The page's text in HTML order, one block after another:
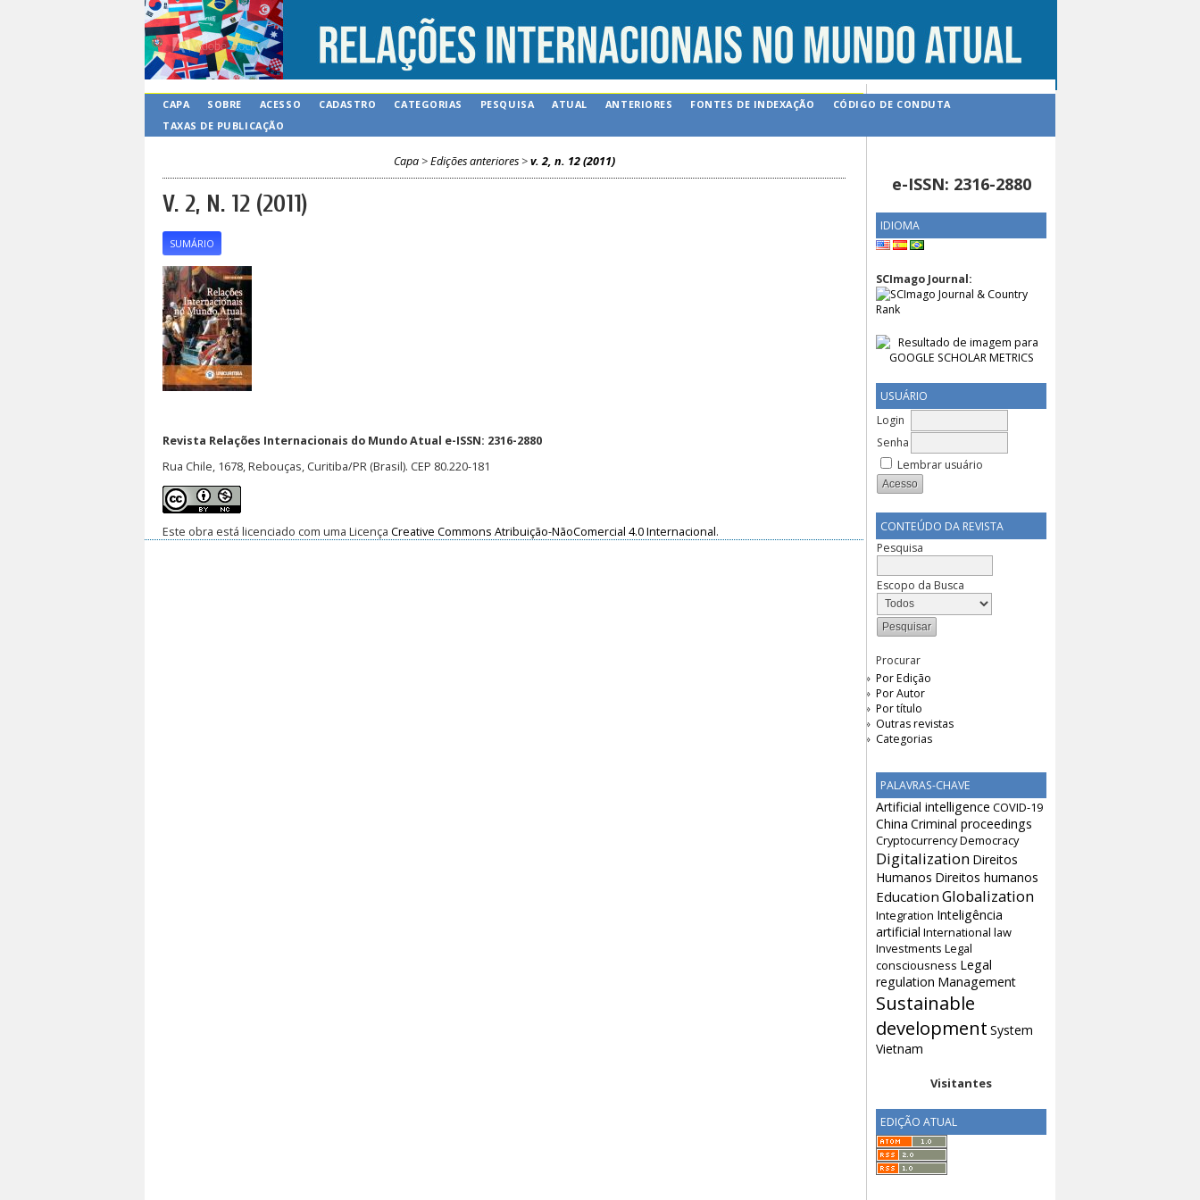
e-ISSN: 2316-2880
IDIOMA
SCImago Journal:
USUÁRIO
Login
Senha
Lembrar usuário
CONTEÚDO DA REVISTA
Pesquisa
Escopo da Busca
Procurar
Por Edição
Por Autor
Por título
Outras revistas
Categorias
PALAVRAS-CHAVE
Artificial intelligence COVID-19
China Criminal proceedings
CryptocurrencyDemocracy
Digitalization Direitos
Humanos Direitos humanos
Education Globalization
Integration Inteligência
artificial International law
Investments Legal
consciousness Legal
regulation Management
Sustainable
development System
Vietnam
Visitantes
EDIÇÃO ATUAL
CAPA SOBRE ACESSO CADASTRO CATEGORIAS PESQUISA ATUAL ANTERIORES FONTES DE INDEXAÇÃO
CÓDIGO DE CONDUTA
TAXAS DE PUBLICAÇÃO
Capa>Edições anteriores>v. 2, n. 12 (2011)
V. 2, N. 12 (2011)
SUMÁRIO
Revista Relações Internacionais do Mundo Atual e-ISSN: 2316-2880
Rua Chile, 1678, Rebouças, Curitiba/PR (Brasil). CEP 80.220-181
Este obra está licenciado com uma Licença Creative Commons Atribuição-NãoComercial 4.0 Internacional.